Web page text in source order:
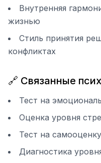
Внутренняя
жизнью
Стиль принятия
конфликтах
🔗 Связанные
Тест на
Оценка уровня
Тест на
Диагностика